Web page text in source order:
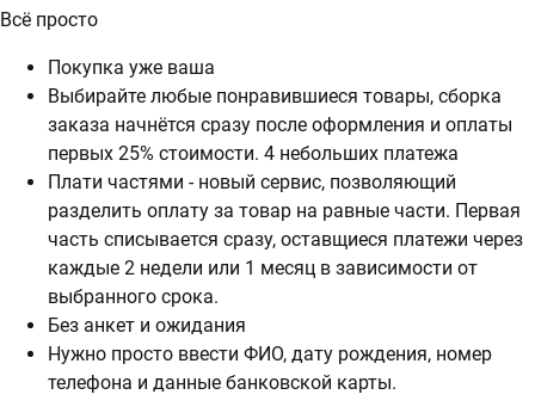
Всё просто
Покупка уже ваша
Выбирайте любые понравившиеся товары, сборка
заказа начнётся сразу после оформления и оплаты
первых 25% стоимости. 4 небольших платежа
Плати частями - новый сервис, позволяющий
разделить оплату за товар на равные части. Первая
часть списывается сразу, оставщиеся платежи через
каждые 2 недели или 1 месяц в зависимости от
выбранного срока.
Без анкет и ожидания
Нужно просто ввести ФИО, дату рождения, номер
телефона и данные банковской карты.